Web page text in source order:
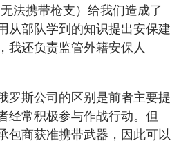
法携带枪支）给我们造成了
从部队学到的知识提出安保建
我还负责监管外籍安保人
罗斯公司的区别是前者主要提
经常积极参与作战行动。但
包商获准携带武器，因此可以